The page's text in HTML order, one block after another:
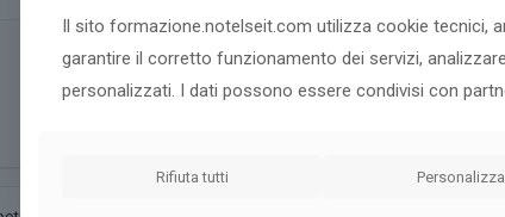
Il sito formazione.notelseit.com utilizza cookie tecnici,
garantire il corretto funzionamento dei servizi,
personalizzati. I dati possono essere condivisi con
Rifiuta tutti Personalizza